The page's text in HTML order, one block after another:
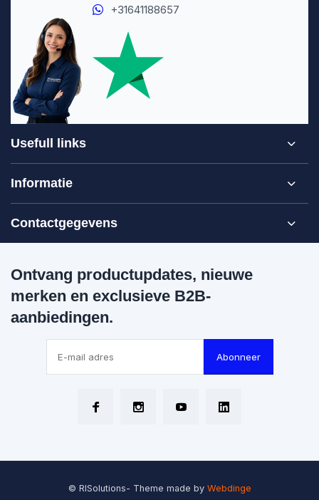
+31641188657
Usefull links
Informatie
Contactgegevens
Ontvang productupdates, nieuwe
merken en exclusieve B2B-
aanbiedingen.
Abonneer
© RISolutions- Theme made by Webdinge